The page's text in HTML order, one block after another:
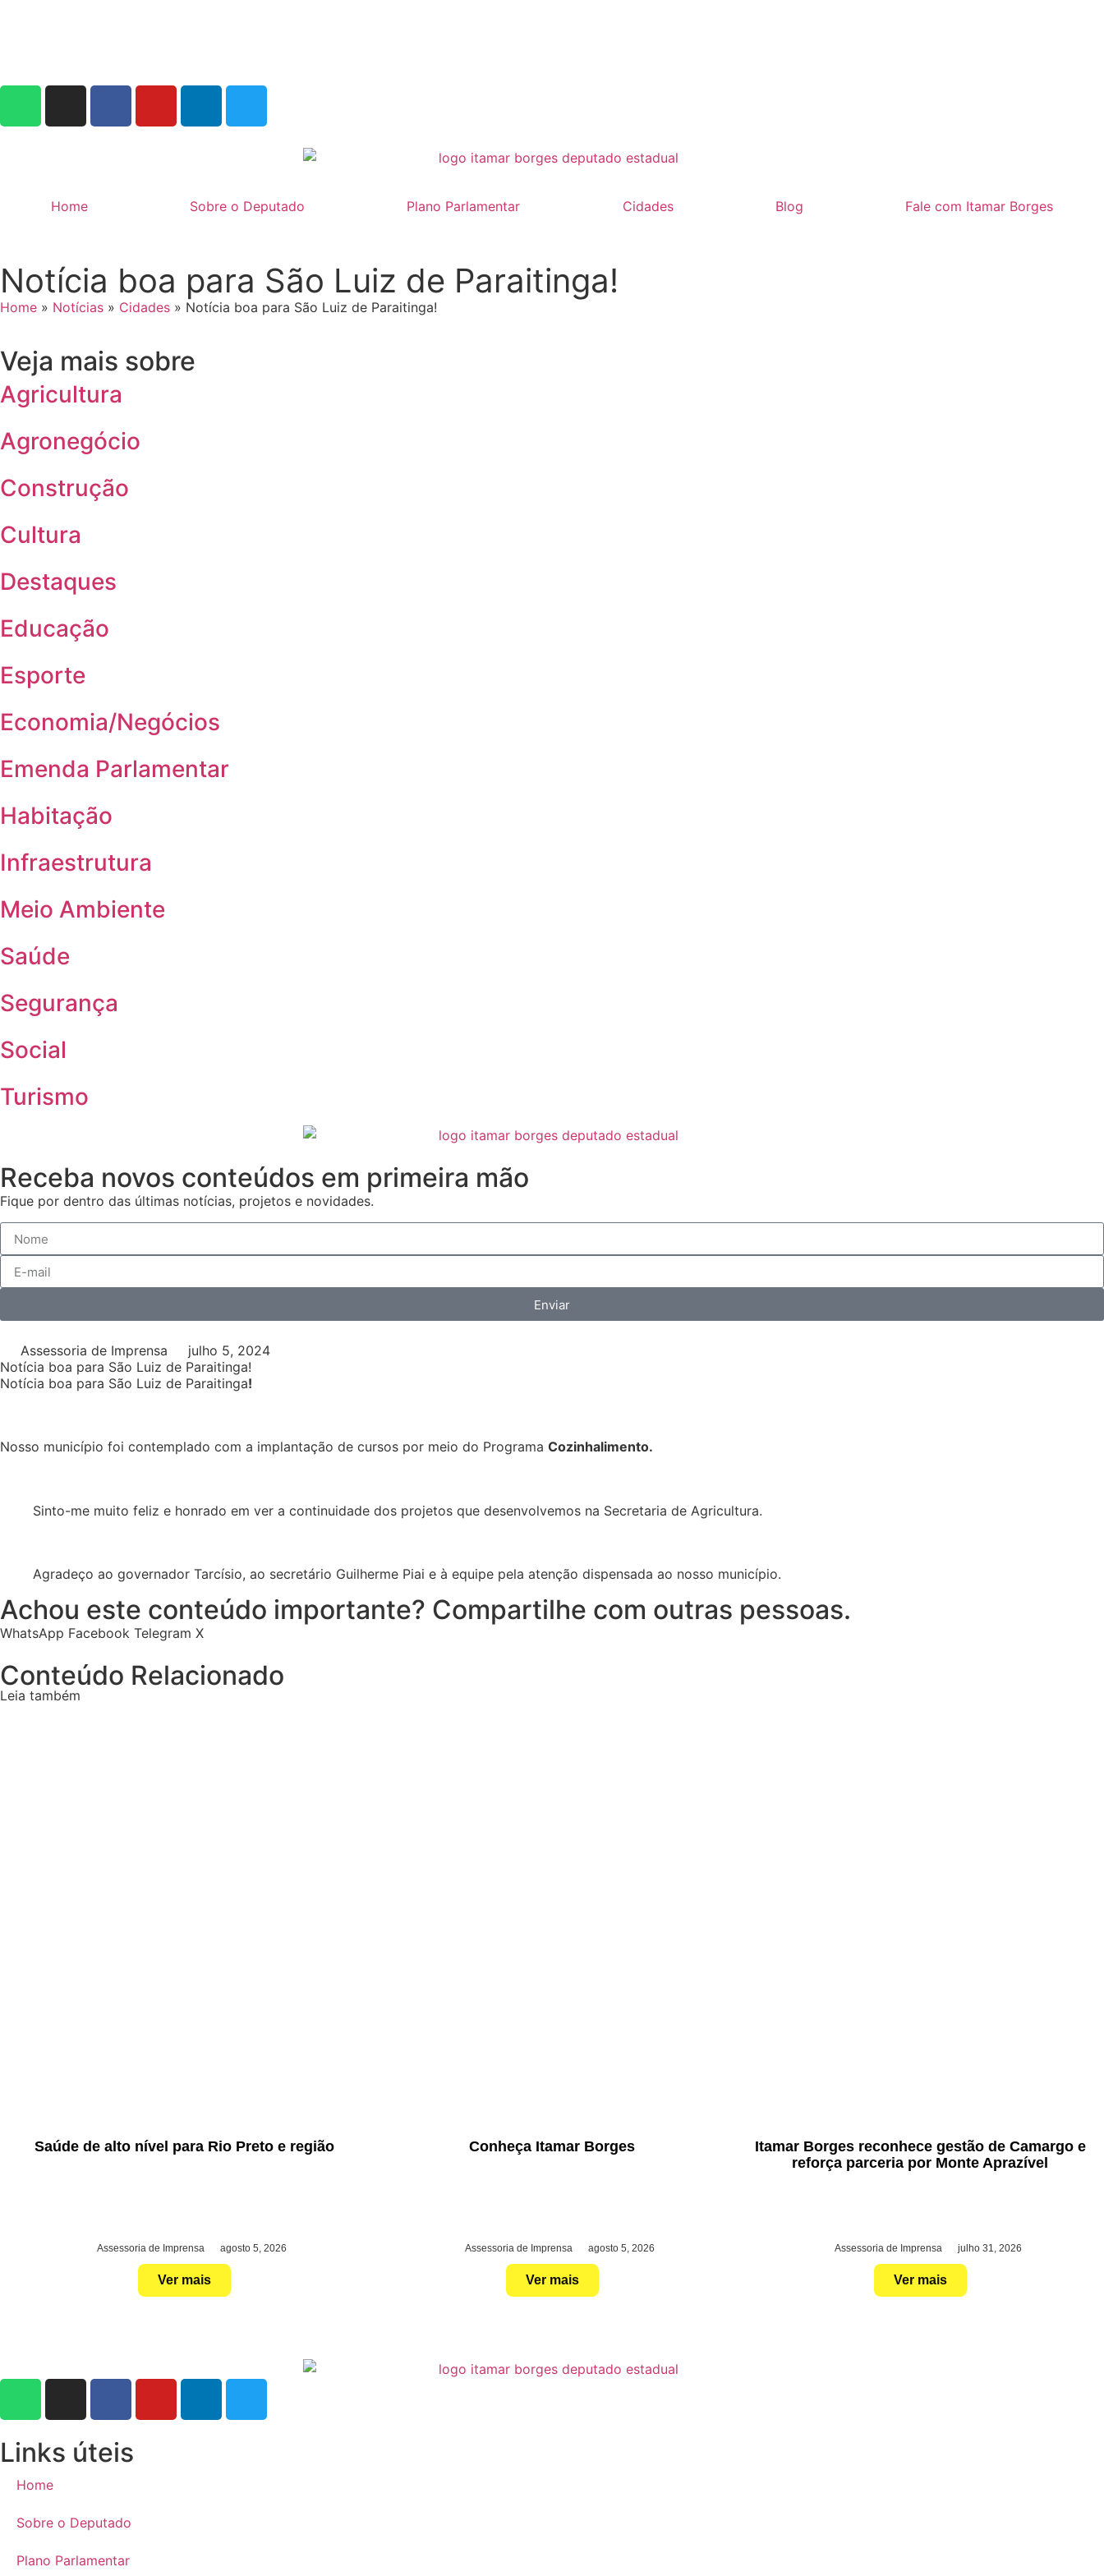
Home Sobre o Deputado Plano Parlamentar Cidades Blog Fale com Itamar Borges
Notícia boa para São Luiz de Paraitinga!
Home » Notícias » Cidades » Notícia boa para São Luiz de Paraitinga!
Veja mais sobre
Agricultura
Agronegócio
Construção
Cultura
Destaques
Educação
Esporte
Economia/Negócios
Emenda Parlamentar
Habitação
Infraestrutura
Meio Ambiente
Saúde
Segurança
Social
Turismo
Receba novos conteúdos em primeira mão
Fique por dentro das últimas notícias, projetos e novidades.
Enviar
Assessoria de Imprensa
julho 5, 2024
Notícia boa para São Luiz de Paraitinga!
Notícia boa para São Luiz de Paraitinga!
Nosso município foi contemplado com a implantação de cursos por meio do Programa Cozinhalimento.
Sinto-me muito feliz e honrado em ver a continuidade dos projetos que desenvolvemos na Secretaria de Agricultura.
Agradeço ao governador Tarcísio, ao secretário Guilherme Piai e à equipe pela atenção dispensada ao nosso município.
Achou este conteúdo importante? Compartilhe com outras pessoas.
WhatsApp Facebook Telegram X
Conteúdo Relacionado
Leia também
Saúde de alto nível para Rio Preto e região
Assessoria de Imprensa agosto 5, 2026
Ver mais
Conheça Itamar Borges
Assessoria de Imprensa agosto 5, 2026
Ver mais
Itamar Borges reconhece gestão de Camargo e
reforça parceria por Monte Aprazível
Assessoria de Imprensa julho 31, 2026
Ver mais
Links úteis
Home
Sobre o Deputado
Plano Parlamentar